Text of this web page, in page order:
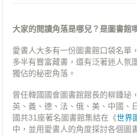
大家的閱讀角落是哪兒？是圖書館
愛書人大多有一份圖書館口袋名單
多半有豐富藏書，還有泛著迷人氛
獨佔的秘密角落。
曾任韓國國會圖書館館長的柳鍾珌
英、義、德、法、俄、美、中國、
國共31座著名圖書館集結在《世界
中，並用愛書人的角度探討各個圖